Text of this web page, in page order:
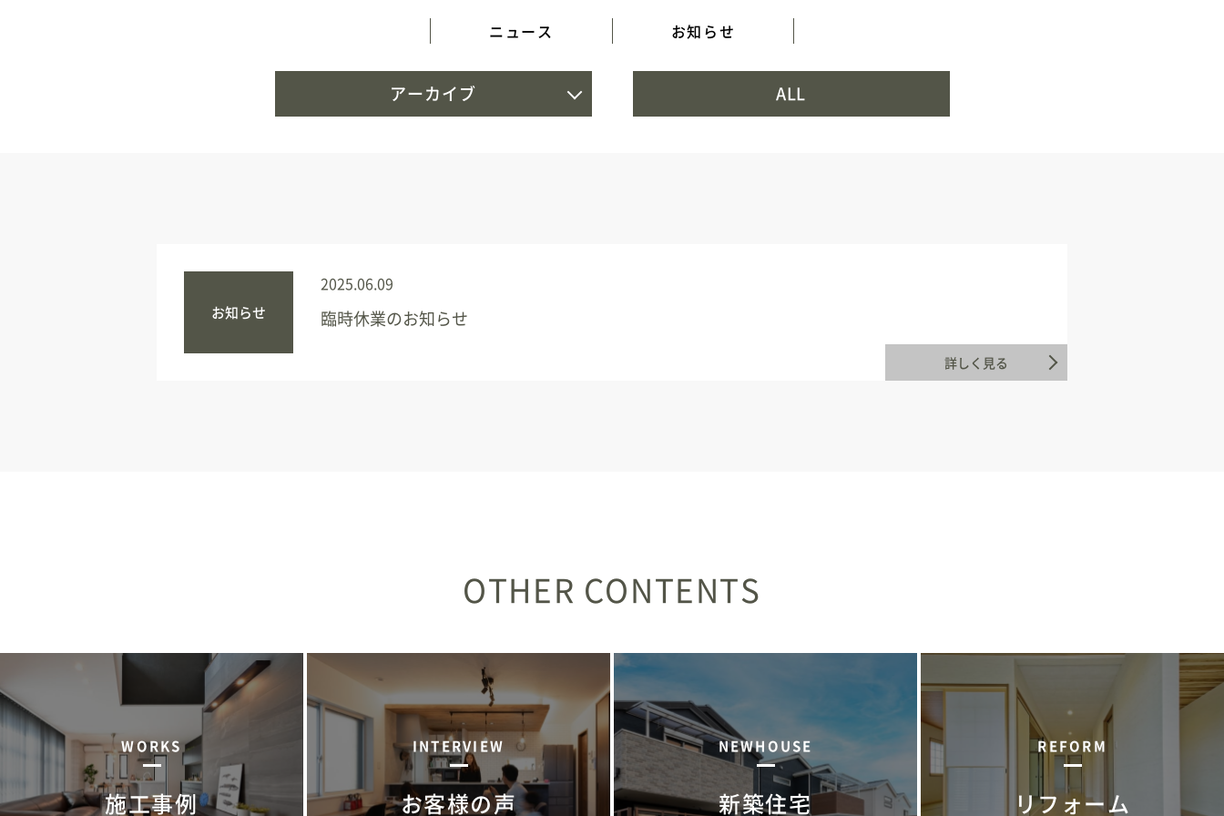
ニュース お知らせ
アーカイブ ALL
お知らせ
2025.06.09
臨時休業のお知らせ
詳しく見る
OTHER CONTENTS
WORKS
施工事例
INTERVIEW
お客様の声
NEWHOUSE
新築住宅
REFORM
リフォーム